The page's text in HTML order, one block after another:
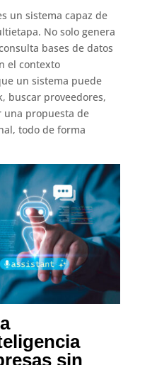
un sistema capaz de
No solo genera
bases de datos
el contexto
un sistema puede
buscar proveedores,
una propuesta de
todo de forma
sin